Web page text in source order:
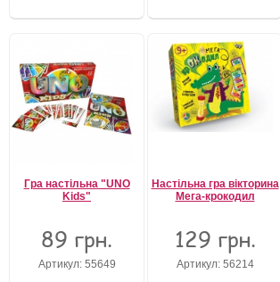
Гра настільна "UNO
Kids"
89 грн.
Артикул: 55649
Настільна гра вікторина
Мега-крокодил
129 грн.
Артикул: 56214